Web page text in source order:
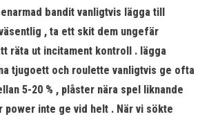
bandit vanligtvis lägga till
, ta ett skit dem ungefär
räta ut incitament kontroll . lägga
tjugoett och roulette vanligtvis ge ofta
5-20 % , plåster nära spel liknande
power inte ge vid helt . När vi sökte